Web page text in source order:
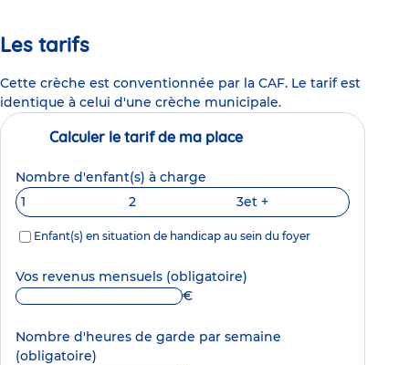
Les tarifs
Cette crèche est conventionnée par la CAF. Le tarif est
identique à celui d'une crèche municipale.
Calculer le tarif de ma place
Nombre d'enfant(s) à charge
1
2 3et +
Enfant(s) en situation de handicap au sein du foyer
Vos revenus mensuels (obligatoire)
€
Nombre d'heures de garde par semaine
(obligatoire)